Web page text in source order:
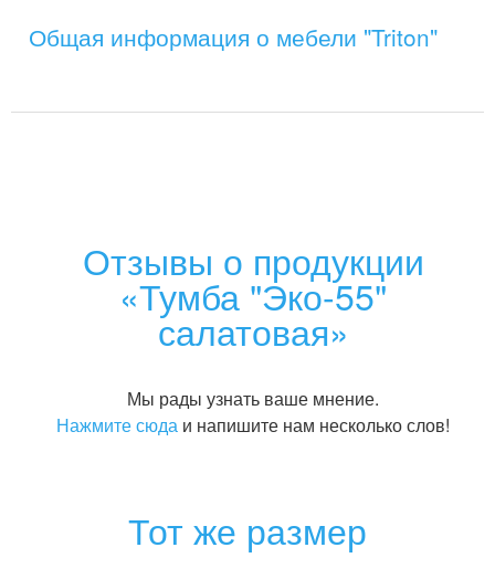
Общая информация о мебели "Triton"
Отзывы о продукции
«Тумба "Эко-55"
салатовая»
Мы рады узнать ваше мнение.
Нажмите сюда и напишите нам несколько слов!
Тот же размер